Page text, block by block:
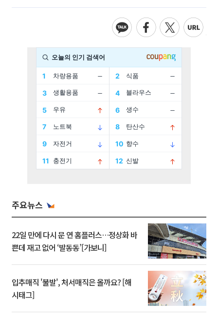
주요뉴스
22일 만에 다시 문 연 홈플러스…정상화 바
쁜데 재고 없어 ‘발동동’[가보니]
입추매직 '불발', 처서매직은 올까요? [해
시태그]